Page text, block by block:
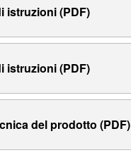
istruzioni (PDF)
istruzioni (PDF)
del prodotto (PDF)